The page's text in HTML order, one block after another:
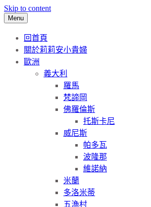
Skip to content
Menu
回首頁
關於莉莉安小貴婦
歐洲
義大利
羅馬
梵諦岡
佛羅倫斯
托斯卡尼
威尼斯
帕多瓦
波隆那
維諾納
米蘭
多洛米蒂
五漁村